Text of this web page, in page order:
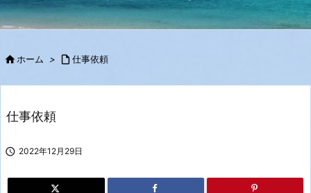

ホーム >  仕事依頼
仕事依頼
 2022年12月29日